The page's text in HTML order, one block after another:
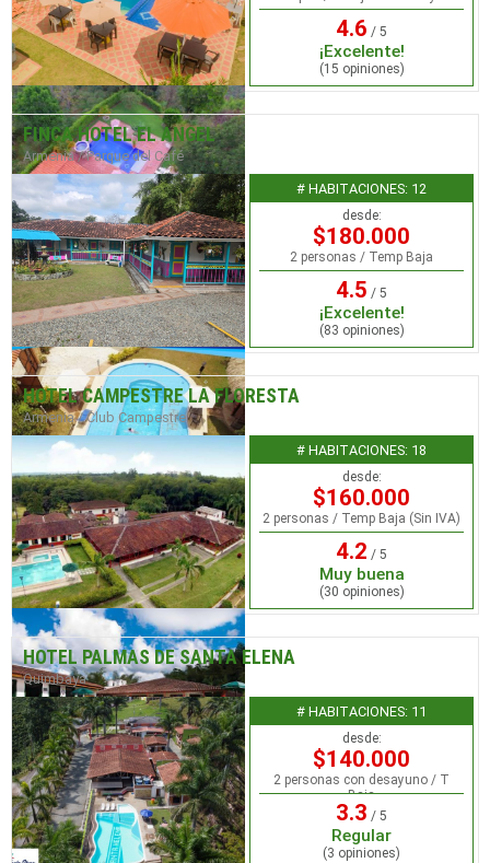
4.6 / 5
¡Excelente!
(15 opiniones)
FINCA HOTEL EL ANGEL
Armenia / Parque del Café
# HABITACIONES: 12
desde:
$180.000
2 personas / Temp Baja
4.5 / 5
¡Excelente!
(83 opiniones)
HOTEL CAMPESTRE LA FLORESTA
Armenia / Club Campestre
# HABITACIONES: 18
desde:
$160.000
2 personas / Temp Baja (Sin IVA)
4.2 / 5
Muy buena
(30 opiniones)
HOTEL PALMAS DE SANTA ELENA
Quimbaya
# HABITACIONES: 11
desde:
$140.000
2 personas con desayuno / T
Baja
3.3 / 5
Regular
(3 opiniones)